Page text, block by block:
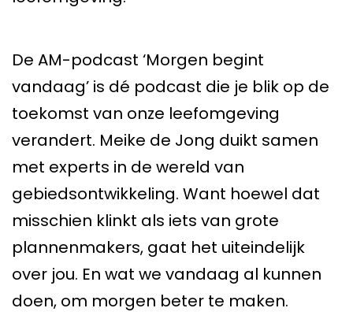
De AM-podcast ‘Morgen begint
vandaag’ is dé podcast die je blik op de
toekomst van onze leefomgeving
verandert. Meike de Jong duikt samen
met experts in de wereld van
gebiedsontwikkeling. Want hoewel dat
misschien klinkt als iets van grote
plannenmakers, gaat het uiteindelijk
over jou. En wat we vandaag al kunnen
doen, om morgen beter te maken.